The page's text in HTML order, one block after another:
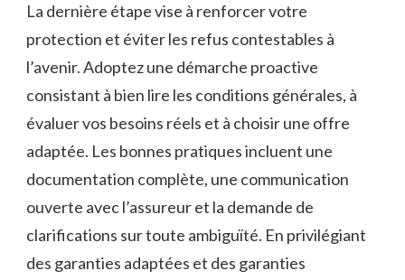
La dernière étape vise à renforcer votre
protection et éviter les refus contestables à
l’avenir. Adoptez une démarche proactive
consistant à bien lire les conditions générales, à
évaluer vos besoins réels et à choisir une offre
adaptée. Les bonnes pratiques incluent une
documentation complète, une communication
ouverte avec l’assureur et la demande de
clarifications sur toute ambiguïté. En privilégiant
des garanties adaptées et des garanties